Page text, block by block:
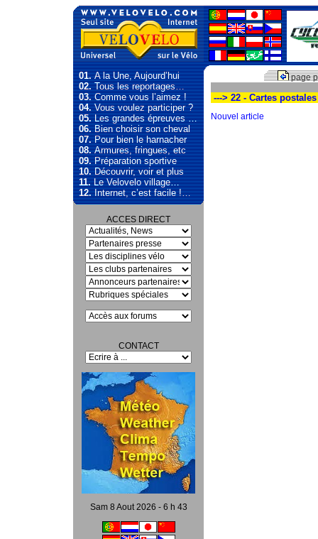
01.A la Une, Aujourd’hui
02.Tous les reportages…
03.Comme vous l’aimez !
04.Vous voulez participer ?
05.Les grandes épreuves …
06.Bien choisir son cheval
07.Pour bien le harnacher
08.Armures, fringues, etc
09.Préparation sportive
10.Découvrir, voir et plus
11.Le Velovelo village…
12.Internet, c’est facile !…
ACCES DIRECT
CONTACT
Sam 8 Aout 2026 - 6 h 43
page
---> 22 - Cartes
Nouvel article